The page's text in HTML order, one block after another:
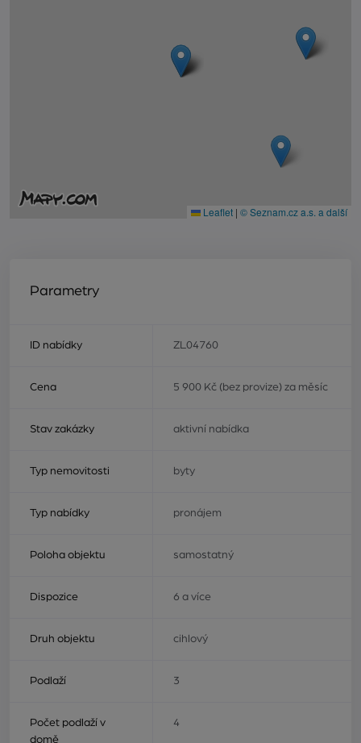
Leaflet | © Seznam.cz a.s. a další
Parametry
ID nabídky ZL04760
Cena 5 900 Kč (bez provize) za měsíc
Stav zakázky aktivní nabídka
Typ nemovitosti byty
Typ nabídky pronájem
Poloha objektu samostatný
Dispozice 6 a více
Druh objektu cihlový
Podlaží 3
Počet podlaží v
domě
4